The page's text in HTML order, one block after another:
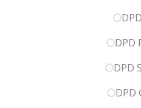
DPD
DPD
DPD